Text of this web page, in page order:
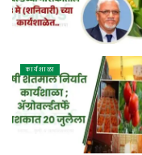
कार्यशाळा